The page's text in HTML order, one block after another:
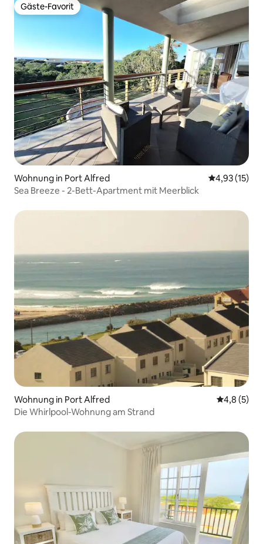
Gäste-Favorit
Gäste-Favorit
Wohnung in Port Alfred
4,93 (15)
Sea Breeze - 2-Bett-Apartment mit Meerblick
Wohnung in Port Alfred
4,8 (5)
Die Whirlpool-Wohnung am Strand